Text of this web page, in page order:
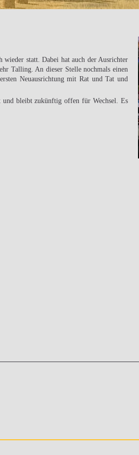
wieder statt. Dabei hat auch der Ausrichter
Talling. An dieser Stelle nochmals einen
Neuausrichtung mit Rat und Tat und
und bleibt zukünftig offen für Wechsel. Es